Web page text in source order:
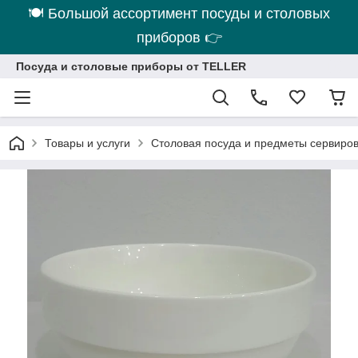
🍽 Большой ассортимент посуды и столовых
приборов 👉
Посуда и столовые приборы от TELLER
Товары и услуги Столовая посуда и предметы